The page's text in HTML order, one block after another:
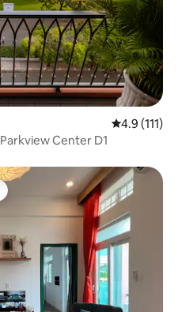
Calificación
4.9 (111)
Center D1
huéspedes